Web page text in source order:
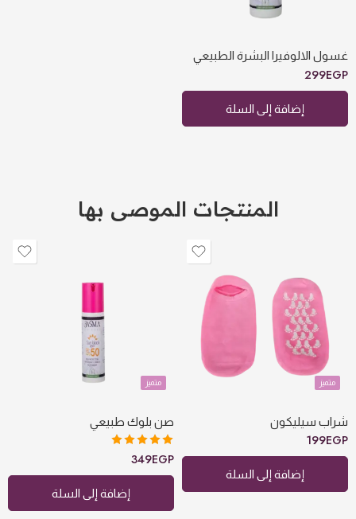
غسول الالوفيرا البشرة الطبيعي
299EGP
إضافة إلى السلة
المنتجات الموصى بها
شراب سيليكون
متميز
199EGP
إضافة إلى السلة
صن بلوك طبيعي
متميز
تم التقييم
5.00من 5
349EGP
إضافة إلى السلة